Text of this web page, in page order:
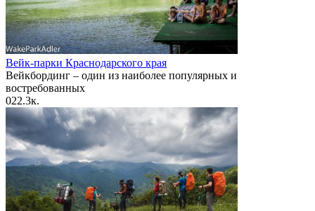
Вейк-парки Краснодарского края
Вейкбординг – один из наиболее популярных и
востребованных
022.3к.